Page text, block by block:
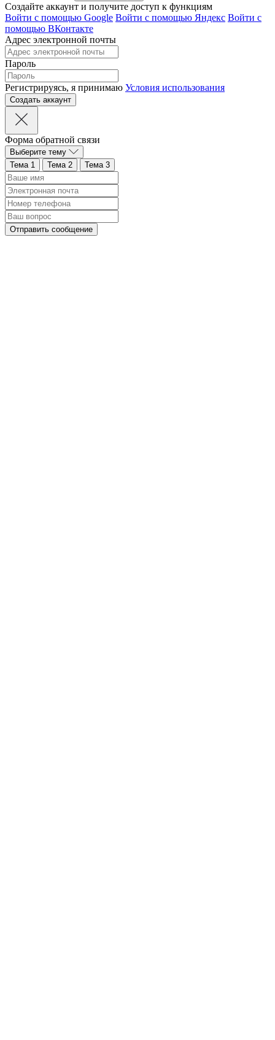
Создайте аккаунт и получите доступ к функциям
Войти с помощью Google Войти с помощью Яндекс Войти с
помощью ВКонтакте
Адрес электронной почты
Пароль
Регистрируясь, я принимаю Условия использования
Форма обратной связи
Выберите тему
Тема 1
Тема 2 Тема 3
Отправить сообщение